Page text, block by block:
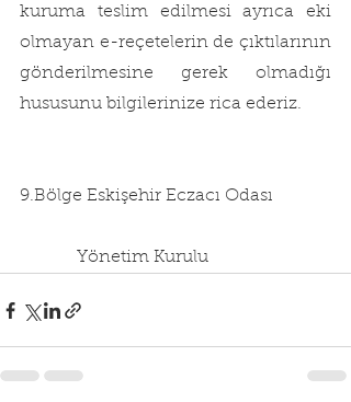
kuruma teslim edilmesi ayrıca eki
olmayan e-reçetelerin de çıktılarının
gönderilmesine gerek olmadığı
hususunu bilgilerinize rica ederiz.
9.Bölge Eskişehir Eczacı Odası
             Yönetim Kurulu